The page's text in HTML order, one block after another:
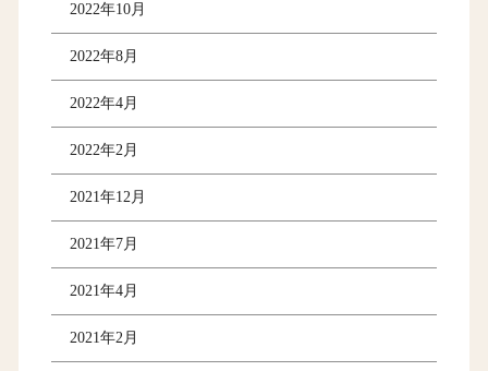
2022年10月
2022年8月
2022年4月
2022年2月
2021年12月
2021年7月
2021年4月
2021年2月